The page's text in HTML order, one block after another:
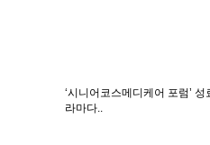
‘시니어코스메디케어 포럼’
라마다..